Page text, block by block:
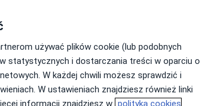
Ty lub
i
przede
oraz
używać plików cookie (lub podobnych
statystycznych i dostarczania treści w oparciu o
W każdej chwili możesz sprawdzić i
W ustawieniach znajdziesz również linki
informacji znajdziesz w polityka cookies